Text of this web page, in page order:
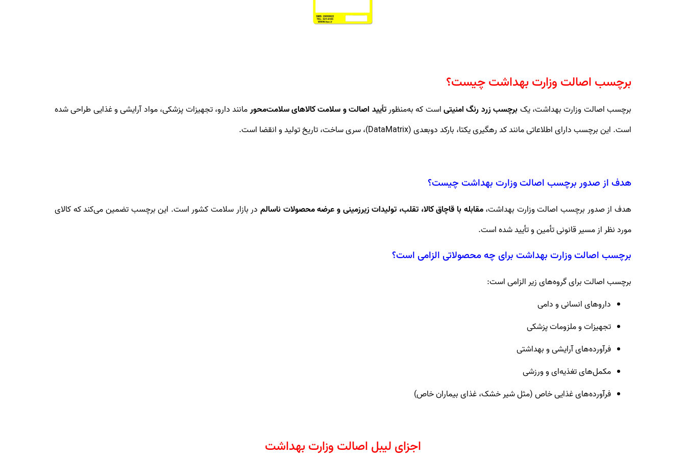
برچسب اصالت وزارت بهداشت چیست؟
برچسب اصالت وزارت بهداشت، یکبرچسب زرد رنگ امنیتیاست که به‌منظورتأیید اصالت و سلامت کالاهای سلامت‌محورمانند دارو، تجهیزات پزشکی، مواد آرایشی و غذایی طراحی شده
است. این برچسب دارای اطلاعاتی مانند کد رهگیری یکتا، بارکد دوبعدی (DataMatrix)، سری ساخت، تاریخ تولید و انقضا است.
هدف از صدور برچسب اصالت وزارت بهداشت چیست؟
هدف از صدور برچسب اصالت وزارت بهداشت،مقابله با قاچاق کالا، تقلب، تولیدات زیرزمینی و عرضه محصولات ناسالمدر بازار سلامت کشور است. این برچسب تضمین می‌کند که کالای
مورد نظر از مسیر قانونی تأمین و تأیید شده است.
برچسب اصالت وزارت بهداشت برای چه محصولاتی الزامی است؟
برچسب اصالت برای گروه‌های زیر الزامی است:
داروهای انسانی و دامی
تجهیزات و ملزومات پزشکی
فرآورده‌های آرایشی و بهداشتی
مکمل‌های تغذیه‌ای و ورزشی
فرآورده‌های غذایی خاص (مثل شیر خشک، غذای بیماران خاص)
اجزای لیبل اصالت وزارت بهداشت